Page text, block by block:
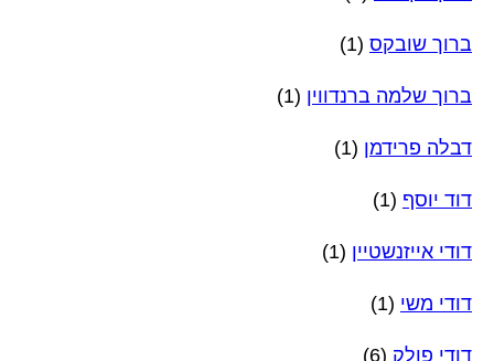
ברוך שובקס (1)
ברוך שלמה ברנדווין (1)
דבלה פרידמן (1)
דוד יוסף (1)
דודי אייזנשטיין (1)
דודי משי (1)
דודי פולק (6)